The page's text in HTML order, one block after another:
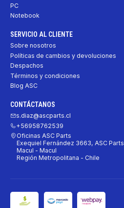
PC
Notebook
SERVICIO AL CLIENTE
Sobre nosotros
Políticas de cambios y devoluciones
Despachos
Términos y condiciones
Blog ASC
CONTÁCTANOS
s.diaz@ascparts.cl
+56958762539
Oficinas ASC Parts
Exequiel Fernández 3663, ASC Parts
Macul - Macul
Región Metropolitana - Chile